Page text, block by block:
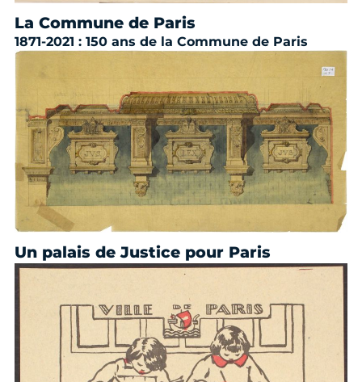
La Commune de Paris
1871-2021 : 150 ans de la Commune de Paris
Un palais de Justice pour Paris